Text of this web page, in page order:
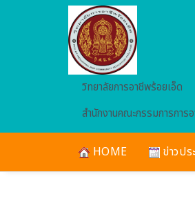
Skip to main content
วิทยาลัยการอาชีพร้อยเอ็ด
สำนักงานคณะกรรมการการ
HOME ข่าวป